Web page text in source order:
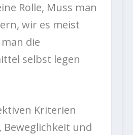
Rolle, Muss man
wir es meist
die
selbst legen
Kriterien
Beweglichkeit und